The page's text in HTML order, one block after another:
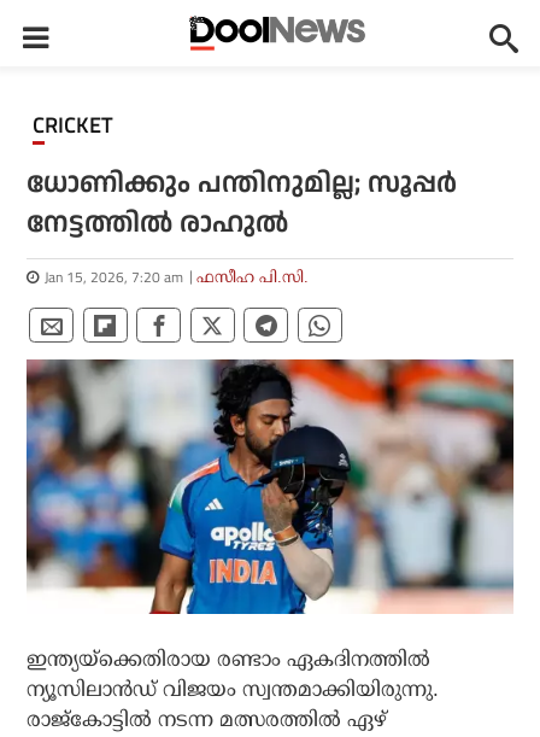
CRICKET
ധോണിക്കും പന്തിനുമില്ല; സൂപ്പര്‍
നേട്ടത്തില്‍ രാഹുല്‍
Jan 15, 2026, 7:20 am ഫസീഹ പി.സി.
ഇന്ത്യയ്ക്കെതിരായ രണ്ടാം ഏകദിനത്തില്‍
ന്യൂസിലാന്‍ഡ് വിജയം സ്വന്തമാക്കിയിരുന്നു.
രാജ്‌കോട്ടില്‍ നടന്ന മത്സരത്തില്‍ ഏഴ്